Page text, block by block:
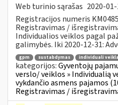
Web turinio sąrašas 2020-
Registracijos numeris
Registravimas /
Individualios veiklos pagal
galimybės. Iki 2020-12-31:
gpm sustabdymas individuali veikla
kategorijos:Gyventojų
verslo/ veiklos » Individualią
vykdančio asmens pajamos
Registravimas /